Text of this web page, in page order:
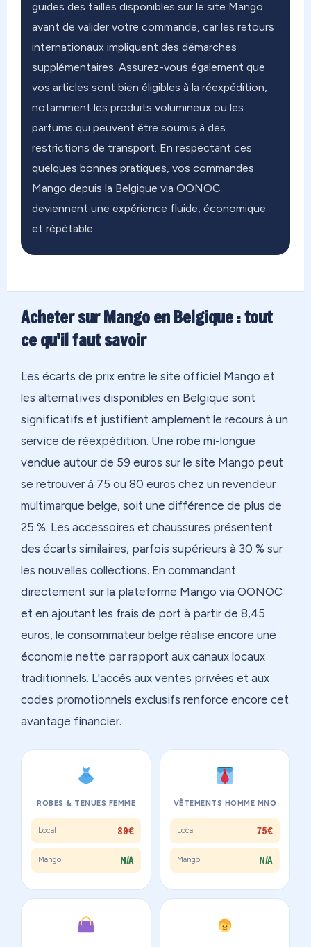
guides des tailles disponibles sur le site Mango
avant de valider votre commande, car les retours
internationaux impliquent des démarches
supplémentaires. Assurez-vous également que
vos articles sont bien éligibles à la réexpédition,
notamment les produits volumineux ou les
parfums qui peuvent être soumis à des
restrictions de transport. En respectant ces
quelques bonnes pratiques, vos commandes
Mango depuis la Belgique via OONOC
deviennent une expérience fluide, économique
et répétable.
Acheter sur Mango en Belgique : tout
ce qu'il faut savoir
Les écarts de prix entre le site officiel Mango et
les alternatives disponibles en Belgique sont
significatifs et justifient amplement le recours à un
service de réexpédition. Une robe mi-longue
vendue autour de 59 euros sur le site Mango peut
se retrouver à 75 ou 80 euros chez un revendeur
multimarque belge, soit une différence de plus de
25 %. Les accessoires et chaussures présentent
des écarts similaires, parfois supérieurs à 30 % sur
les nouvelles collections. En commandant
directement sur la plateforme Mango via OONOC
et en ajoutant les frais de port à partir de 8,45
euros, le consommateur belge réalise encore une
économie nette par rapport aux canaux locaux
traditionnels. L'accès aux ventes privées et aux
codes promotionnels exclusifs renforce encore cet
avantage financier.
ROBES & TENUES FEMME
Local 89€
Mango N/A
VÊTEMENTS HOMME MNG
Local 75€
Mango N/A